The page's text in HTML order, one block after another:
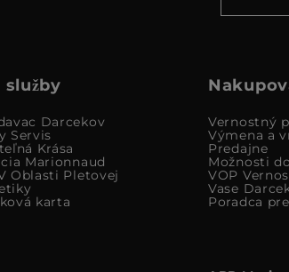
služby
Darcekov
Servis
Krása
Marionnaud
Oblasti Pletovej
karta
Vernostný
Výmena a
Predajne
Možnosti
VOP
Vase
Poradca